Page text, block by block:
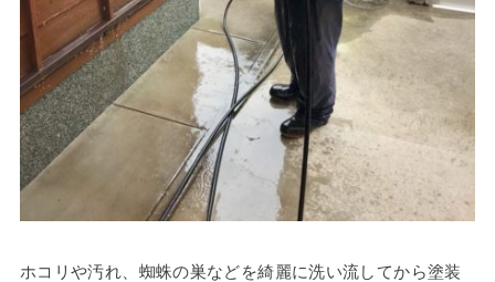
ホコリや汚れ、蜘蛛の巣などを綺麗に洗い流してから塗装